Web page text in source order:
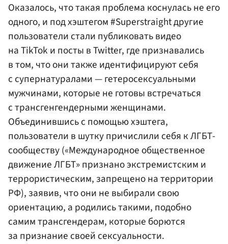
Оказалось, что такая проблема коснулась не его
одного, и под хэштегом #Superstraight другие
пользователи стали публиковать видео
на TikTok и посты в Twitter, где признавались
в том, что они также идентифицируют себя
с супернатуралами — гетеросексуальными
мужчинами, которые не готовы встречаться
с трансгенгендерными женщинами.
Объединившись с помощью хэштега,
пользователи в шутку причислили себя к ЛГБТ-
сообществу («Международное общественное
движение ЛГБТ» признано экстремистским и
террористическим, запрещено на территории
РФ), заявив, что они не выбирали свою
ориентацию, а родились такими, подобно
самим трансгендерам, которые борются
за признание своей сексуальности.